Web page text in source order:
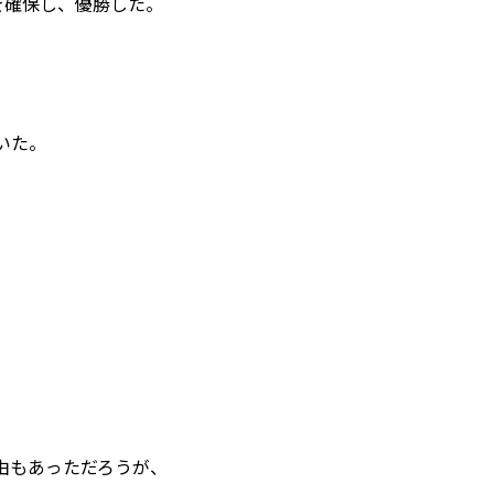
。
あっただろうが、